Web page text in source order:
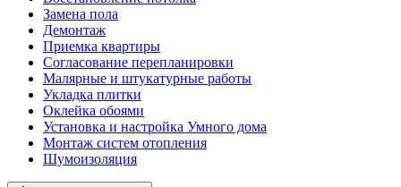
Замена пола
Демонтаж
Приемка квартиры
Согласование перепланировки
Малярные и штукатурные работы
Укладка плитки
Оклейка обоями
Установка и настройка Умного дома
Монтаж систем отопления
Шумоизоляция